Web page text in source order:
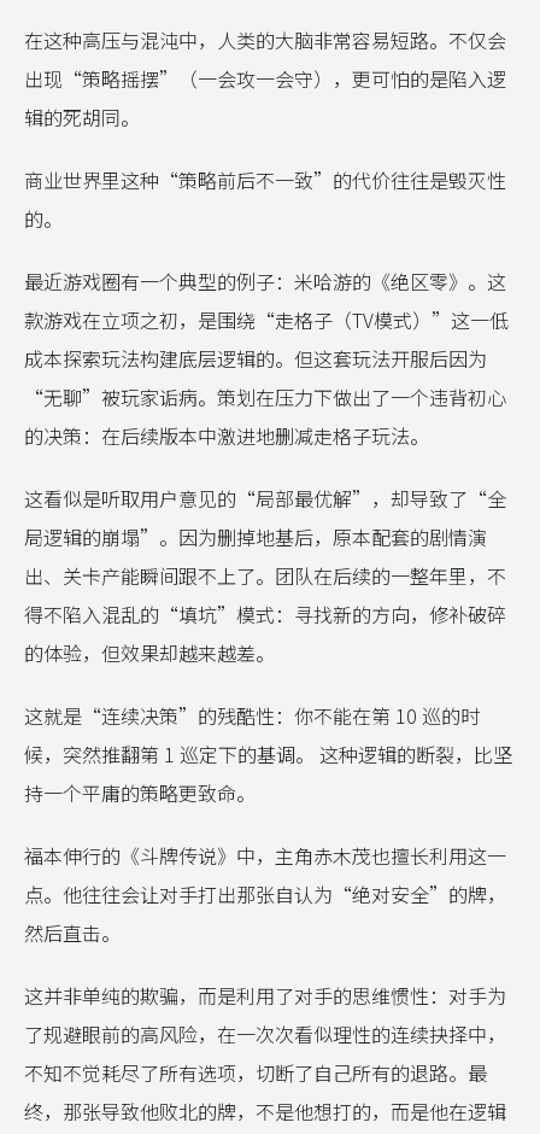
在这种高压与混沌中，人类的大脑非常容易短路。不仅会
出现“策略摇摆”（一会攻一会守），更可怕的是陷入逻
辑的死胡同。
商业世界里这种“策略前后不一致”的代价往往是毁灭性
的。
最近游戏圈有一个典型的例子：米哈游的《绝区零》。这
款游戏在立项之初，是围绕“走格子（TV模式）”这一低
成本探索玩法构建底层逻辑的。但这套玩法开服后因为
“无聊”被玩家诟病。策划在压力下做出了一个违背初心
的决策：在后续版本中激进地删减走格子玩法。
这看似是听取用户意见的“局部最优解”，却导致了“全
局逻辑的崩塌”。因为删掉地基后，原本配套的剧情演
出、关卡产能瞬间跟不上了。团队在后续的一整年里，不
得不陷入混乱的“填坑”模式：寻找新的方向，修补破碎
的体验，但效果却越来越差。
这就是“连续决策”的残酷性：你不能在第 10 巡的时
候，突然推翻第 1 巡定下的基调。 这种逻辑的断裂，比坚
持一个平庸的策略更致命。
福本伸行的《斗牌传说》中，主角赤木茂也擅长利用这一
点。他往往会让对手打出那张自认为“绝对安全”的牌，
然后直击。
这并非单纯的欺骗，而是利用了对手的思维惯性：对手为
了规避眼前的高风险，在一次次看似理性的连续抉择中，
不知不觉耗尽了所有选项，切断了自己所有的退路。最
终，那张导致他败北的牌，不是他想打的，而是他在逻辑